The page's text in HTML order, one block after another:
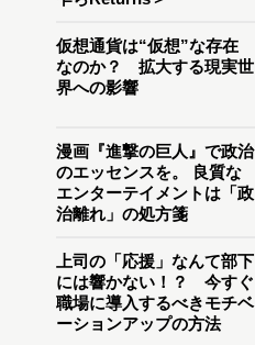
仮想通貨は“仮想”な存在
なのか？ 拡大する現実世
界への影響
漫画『進撃の巨人』で政治
のエッセンスを。 良質な
エンターテイメントは「政
治離れ」の処方箋
上司の「応援」なんて部下
には響かない！？ 今すぐ
職場に導入するべきモチベ
ーションアップの方法